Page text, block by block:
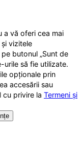
a vă oferi cea mai
vizitele
butonul „Sunt de
urile să fie utilizate.
opționale prin
accesării sau
cu privire la Termeni și